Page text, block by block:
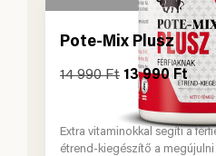
Pote-Mix Plusz
14 990Ft 13 990 Ft
Extra vitaminokkal segíti a
étrend-kiegészítő a megújulni